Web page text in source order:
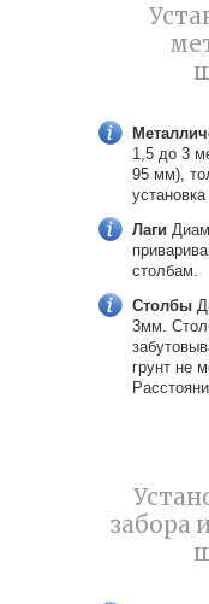
1,5 до 3
95 мм),
Лаги
столбам.
Столбы
3мм.
грунт не
забора